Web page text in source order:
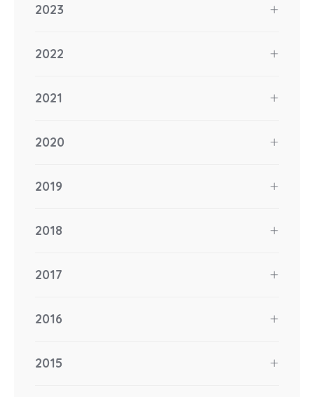
2023
2022
2021
2020
2019
2018
2017
2016
2015